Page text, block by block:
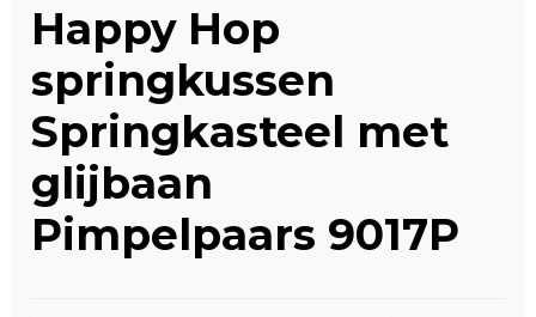
Winkelwagen
Happy Hop
springkussen
Springkasteel met
glijbaan
Pimpelpaars 9017P